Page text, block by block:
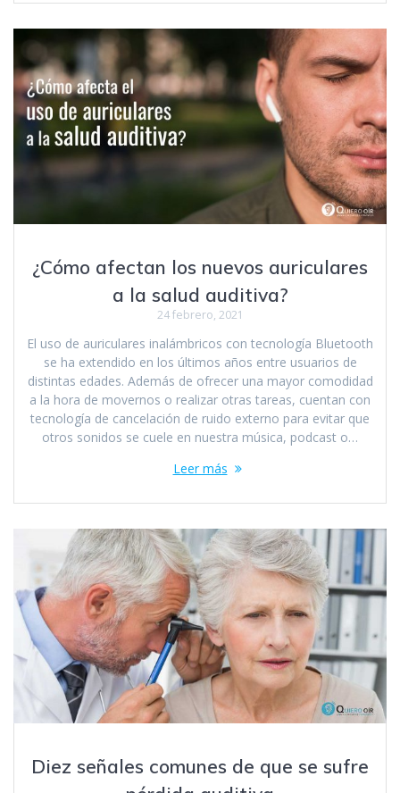
¿Cómo afectan los nuevos auriculares
a la salud auditiva?
24 febrero, 2021
El uso de auriculares inalámbricos con tecnología Bluetooth
se ha extendido en los últimos años entre usuarios de
distintas edades. Además de ofrecer una mayor comodidad
a la hora de movernos o realizar otras tareas, cuentan con
tecnología de cancelación de ruido externo para evitar que
otros sonidos se cuele en nuestra música, podcast o…
Leer más
Diez señales comunes de que se sufre